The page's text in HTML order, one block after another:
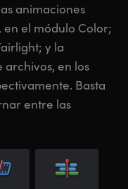
animaciones
en el módulo Color;
y la
en los
Basta
entre las